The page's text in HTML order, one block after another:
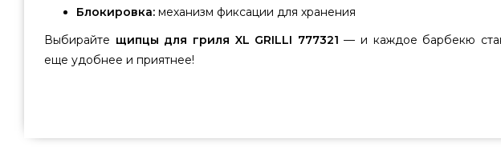
Блокировка: механизм фиксации для хранения
Выбирайте щипцы для гриля XL GRILLI 777321 — и каждое барбекю
еще удобнее и приятнее!
магазина грилей и мангалов Гриль Поинт. Заманчивые предложения на